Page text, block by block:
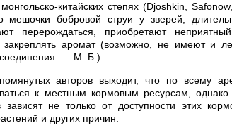
китайских степях (Djoshkin,
мешочки бобровой струи у зверей,
перерождаться, приобретают
закреплять аромат (возможно, не имеют и
соединения. — М. Б.).
авторов выходит, что по всему
к местным кормовым ресурсам,
зависят не только от доступности этих
и других причин.